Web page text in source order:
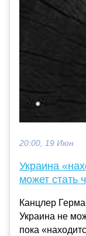
20:00, 19 Июн
Украина
может
Канцлер
Украина не
пока